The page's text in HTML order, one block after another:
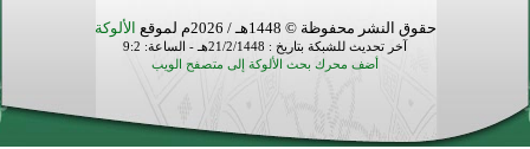
حقوق النشر محفوظة © 1448هـ / 2026م لموقع الألوكة
آخر تحديث للشبكة بتاريخ : 21/2/1448هـ - الساعة: 9:2
أضف محرك بحث الألوكة إلى متصفح الويب